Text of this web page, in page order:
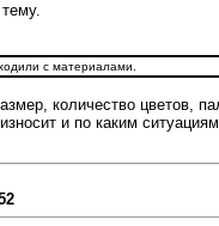
с материалами.
количество цветов,
и по каким